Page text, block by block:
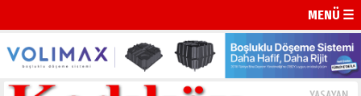
MENÜ ☰